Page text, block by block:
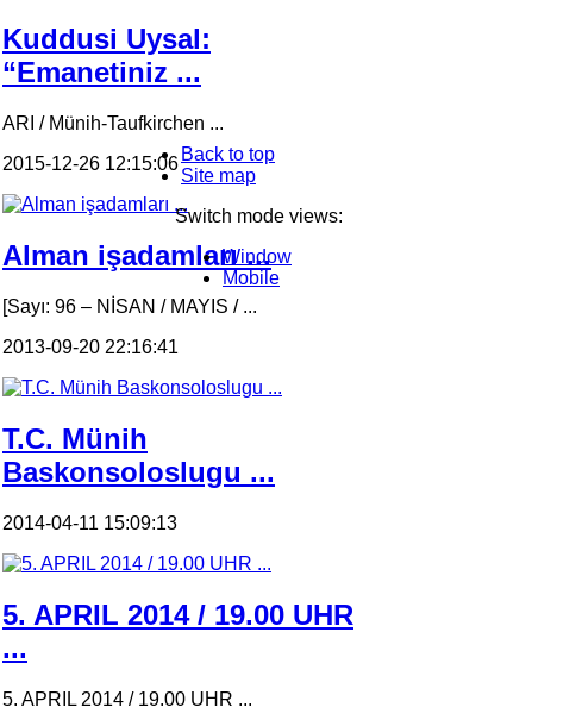
Kuddusi Uysal:
“Emanetiniz ...
ARI / Münih-Taufkirchen ...
2015-12-26 12:15:06
Alman işadamları ...
[Sayı: 96 – NİSAN / MAYIS / ...
2013-09-20 22:16:41
T.C. Münih
Baskonsoloslugu ...
2014-04-11 15:09:13
5. APRIL 2014 / 19.00 UHR
...
5. APRIL 2014 / 19.00 UHR ...
Back to top
Site map
Switch mode views:
Window
Mobile